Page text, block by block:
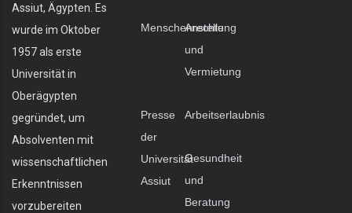
Assiut, Ägypten. Es
wurde im Oktober
1957 als erste
Universität in
Oberägypten
gegründet, um
Absolventen mit
wissenschaftlichen
Erkenntnissen
vorzubereiten
Menschenrechte
Anstellung
und
Vermietung
Presse
der
Universität
Assiut
Arbeitserlaubnis
Gesundheit
und
Beratung